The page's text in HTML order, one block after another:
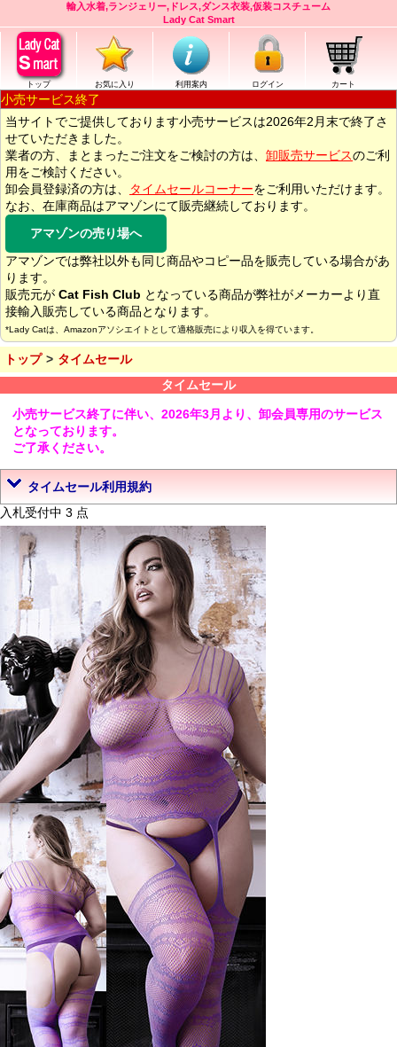
輸入水着,ランジェリー,ドレス,ダンス衣装,仮装コスチューム
Lady Cat Smart
トップ お気に入り 利用案内 ログイン カート
小売サービス終了
当サイトでご提供しております小売サービスは2026年2月末で終了さ
せていただきました。
業者の方、まとまったご注文をご検討の方は、 卸販売サービスのご利
用をご検討ください。
卸会員登録済の方は、
タイムセールコーナーをご利用いただけます。
なお、在庫商品はアマゾンにて販売継続しております。
アマゾンの売り場へ
アマゾンでは弊社以外も同じ商品やコピー品を販売している場合があ
ります。
販売元が Cat Fish Club となっている商品が弊社がメーカーより直
接輸入販売している商品となります。
*Lady Catは、Amazonアソシエイトとして適格販売により収入を得ています。
トップ
タイムセール
タイムセール
小売サービス終了に伴い、2026年3月より、卸会員専用のサービス
となっております。
ご了承ください。
タイムセール利用規約
入札受付中 3 点